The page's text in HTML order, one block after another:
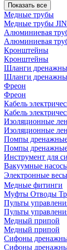
Показать все
Медные трубы
Медные трубы
Алюминиевая
Алюминиевая
Кронштейны
Кронштейны
Шланги
Шланги
Фреон
Фреон
Кабель
Кабель
Изоляционные
Изоляционные
Помпы
Помпы
Инструмент для
Вакуумные
Электронные весы
Медные фитинги
Муфты Отводы
Пульты
Пульты
Медный припой
Медный припой
Сифоны
Сифоны